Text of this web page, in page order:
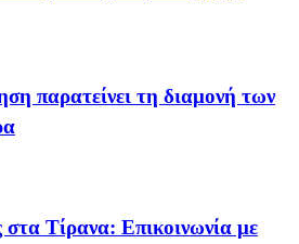
παρατείνει τη διαμονή των
Τίρανα: Επικοινωνία με